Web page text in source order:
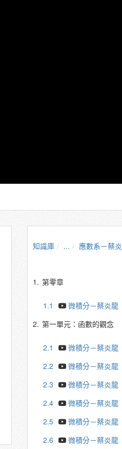
知識庫 ... 應數系－蔡
1. 第零章
1.1
微積分－蔡炎
2. 第一單元：函數的觀念
2.1
微積分－蔡炎
2.2
微積分－蔡炎
2.3
微積分－蔡炎
2.4
微積分－蔡炎
2.5
微積分－蔡炎
2.6
微積分－蔡炎